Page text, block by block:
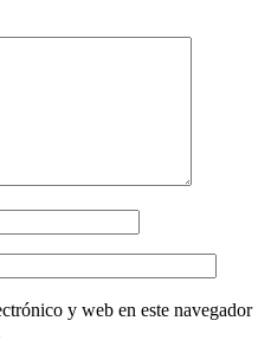
y web en este navegador